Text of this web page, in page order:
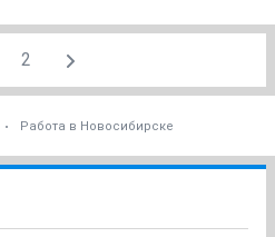
2
Работа в Новосибирске